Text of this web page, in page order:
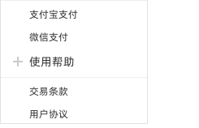
支付宝支付
微信支付
使用帮助
交易条款
用户协议